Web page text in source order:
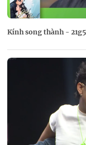
Kính song thành -